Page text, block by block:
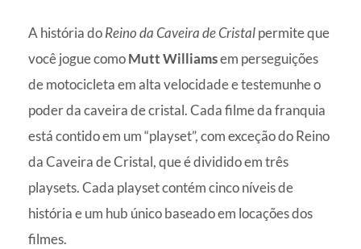
A história doReino da Caveira de Cristalpermite que
você jogue comoMutt Williamsem perseguições
de motocicleta em alta velocidade e testemunhe o
poder da caveira de cristal. Cada filme da franquia
está contido em um “playset”, com exceção do Reino
da Caveira de Cristal, que é dividido em três
playsets. Cada playset contém cinco níveis de
história e um hub único baseado em locações dos
filmes.